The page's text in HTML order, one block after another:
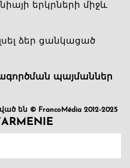
երկրների միջև
ձեր ցանկացած
պայմաններ
են © FrancoMédia 2012-2025